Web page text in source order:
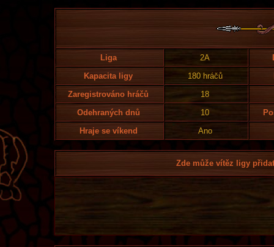
Liga 2A
Kapacita ligy
180 hráčů
Zaregistrováno hráčů
18
Odehraných dnů
10
Hraje se víkend
Ano
Zde může vítěz ligy